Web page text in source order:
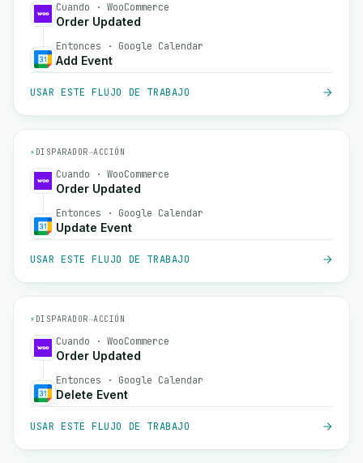
Cuando · WooCommerce
Order Updated
Entonces · Google Calendar
Add Event
USAR ESTE FLUJO DE TRABAJO
⚡ DISPARADOR→ACCIÓN
Cuando · WooCommerce
Order Updated
Entonces · Google Calendar
Update Event
USAR ESTE FLUJO DE TRABAJO
⚡ DISPARADOR→ACCIÓN
Cuando · WooCommerce
Order Updated
Entonces · Google Calendar
Delete Event
USAR ESTE FLUJO DE TRABAJO